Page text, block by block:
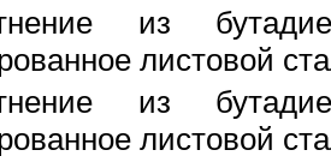
из
листовой
из
листовой